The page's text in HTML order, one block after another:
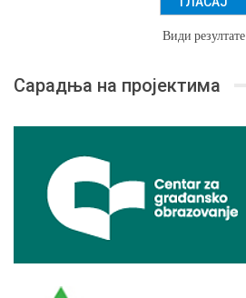
Види резултате
Сарадња на пројектима